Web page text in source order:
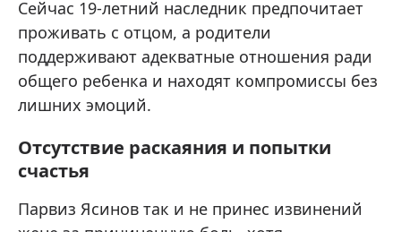
Сейчас 19-летний наследник предпочитает
проживать с отцом, а родители
поддерживают адекватные отношения ради
общего ребенка и находят компромиссы без
лишних эмоций.
Отсутствие раскаяния и попытки
счастья
Парвиз Ясинов так и не принес извинений